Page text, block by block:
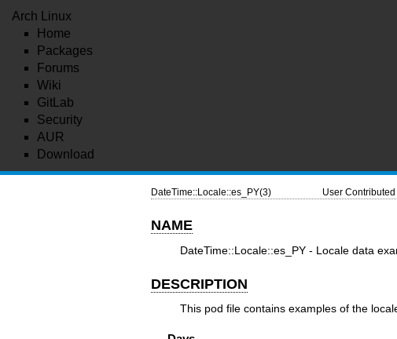
Arch Linux
Home
Packages
Forums
Wiki
GitLab
Security
AUR
Download
DateTime::Locale::es_PY(3) User
NAME
DateTime::Locale::es_PY - Locale data
DESCRIPTION
This pod file contains examples of the